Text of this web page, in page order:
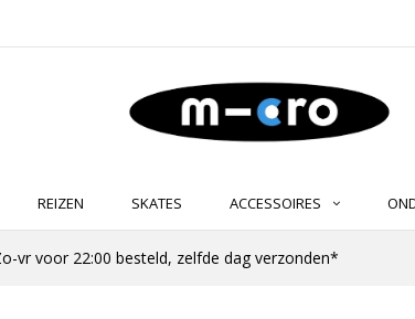
REIZEN SKATES ACCESSOIRES
vr voor 22:00 besteld, zelfde dag verzonden*